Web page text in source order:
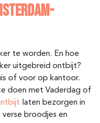
te worden. En hoe
uitgebreid ontbijt?
of voor op kantoor.
doen met Vaderdag of
laten bezorgen in
broodjes en